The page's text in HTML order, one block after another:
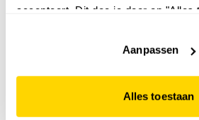
accepteert. Dit doe je door op "Alles
website niet optimaal functioneert.
Aanpassen
Alles toestaan